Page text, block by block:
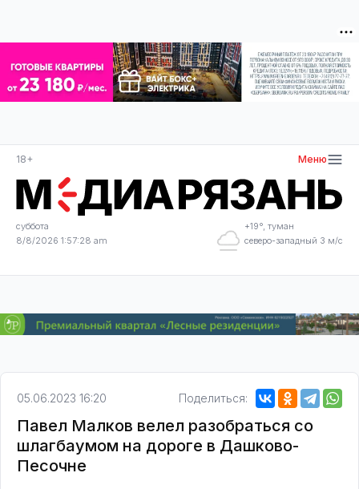
18+ Меню
суббота
8/8/2026 1:57:28 am
+19°, туман
северо-западный 3 м/с
05.06.2023 16:20 Поделиться:
Павел Малков велел разобраться со
шлагбаумом на дороге в Дашково-
Песочне